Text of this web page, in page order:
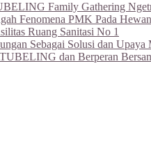
Family Gathering
Fenomena PMK Pada
Ruang Sanitasi No 1
Sebagai Solusi dan
dan Berperan